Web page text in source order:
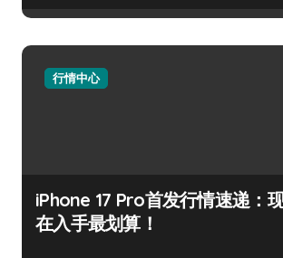
行情中心
iPhone 17 Pro首发行情速递：
在入手最划算！